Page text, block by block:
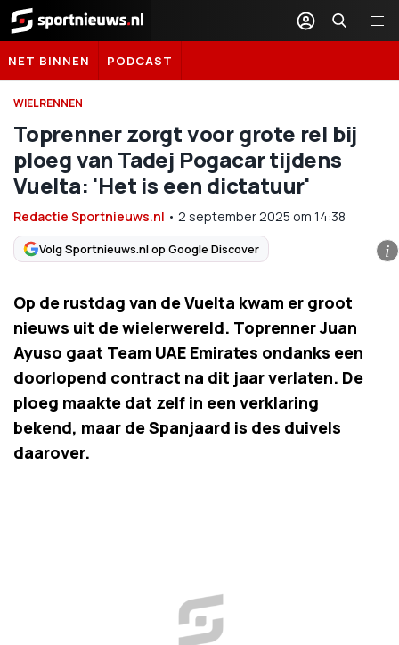
Sportnieuws.nl
NET BINNEN PODCAST
WIELRENNEN
Toprenner zorgt voor grote rel bij
ploeg van Tadej Pogacar tijdens
Vuelta: 'Het is een dictatuur'
Redactie Sportnieuws.nl • 2 september 2025 om 14:38
Volg Sportnieuws.nl op Google Discover i
Op de rustdag van de Vuelta kwam er groot
nieuws uit de wielerwereld. Toprenner Juan
Ayuso gaat Team UAE Emirates ondanks een
doorlopend contract na dit jaar verlaten. De
ploeg maakte dat zelf in een verklaring
bekend, maar de Spanjaard is des duivels
daarover.